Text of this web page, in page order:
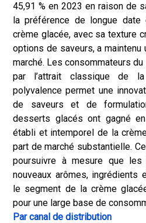
45,91 % en 2023 en raison de
la préférence de longue date
crème glacée, avec sa texture
options de saveurs, a
marché. Les consommateurs
par l’attrait classique de
polyvalence permet une
de saveurs et de
desserts glacés ont gagné
établi et intemporel de la
part de marché substantielle.
poursuivre à mesure que
nouveaux arômes, ingrédients
le segment de la crème
pour une large base de
Par canal de distribution